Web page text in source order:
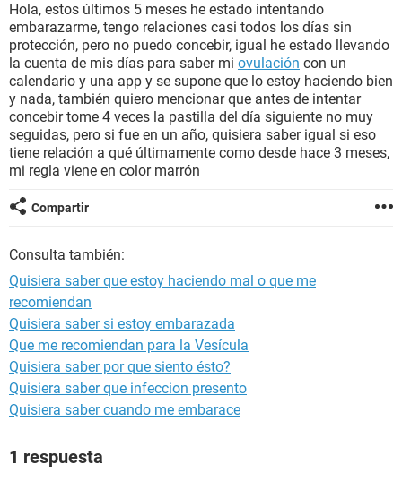
SEXUALIDAD
GLOSARIO
Hola, estos últimos 5 meses he estado intentando
embarazarme, tengo relaciones casi todos los días sin
protección, pero no puedo concebir, igual he estado llevando
la cuenta de mis días para saber mi ovulación con un
calendario y una app y se supone que lo estoy haciendo bien
y nada, también quiero mencionar que antes de intentar
concebir tome 4 veces la pastilla del día siguiente no muy
seguidas, pero si fue en un año, quisiera saber igual si eso
tiene relación a qué últimamente como desde hace 3 meses,
mi regla viene en color marrón
Compartir
Consulta también:
Quisiera saber que estoy haciendo mal o que me
recomiendan
Quisiera saber si estoy embarazada
Que me recomiendan para la Vesícula
Quisiera saber por que siento ésto?
Quisiera saber que infeccion presento
Quisiera saber cuando me embarace
1 respuesta